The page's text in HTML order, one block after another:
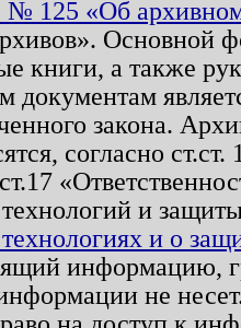
125 «Об
Основной
книги, а также
документам
закона.
согласно
и
и о
информацию,
не